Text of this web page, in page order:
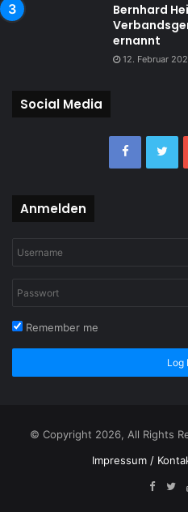
Bernhard
ernannt
12. Februar
Social Media
Anmelden
Remember me
Log
© Copyright 2026, All Rights
Impressum /